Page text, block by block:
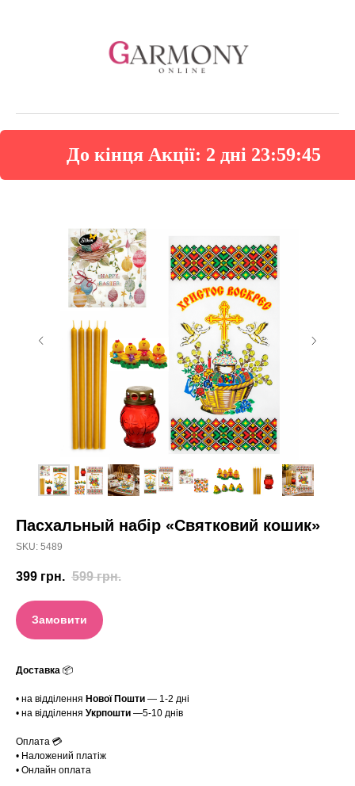
До кінця Акції: 2 дні 23:59:44
Пасхальный набір «Святковий кошик»
SKU: 5489
399 грн. 599 грн.
Замовити
Доставка 📦
• на відділення Нової Пошти — 1-2 дні
• на відділення Укрпошти —5-10 днів
Оплата 💳
• Наложений платіж
• Онлайн оплата